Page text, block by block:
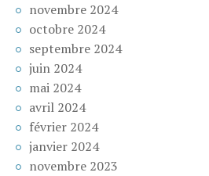
novembre 2024
octobre 2024
septembre 2024
juin 2024
mai 2024
avril 2024
février 2024
janvier 2024
novembre 2023